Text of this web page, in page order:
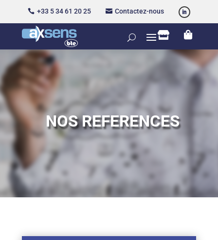
 +33 5 34 61 20 25  Contactez-nous
 
NOS REFERENCES